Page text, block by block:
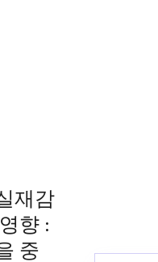
재감
향 :
중